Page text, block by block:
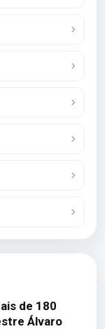
de 180
Álvaro